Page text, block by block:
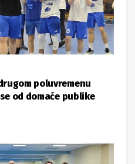
poluvremenu
od domaće publike